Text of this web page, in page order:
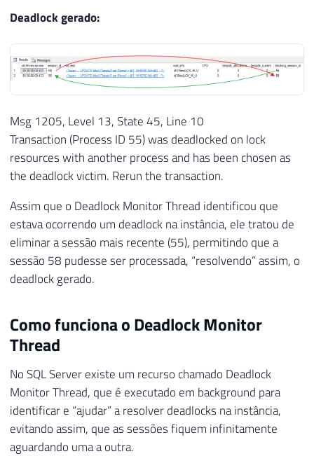
Deadlock gerado:
Msg 1205, Level 13, State 45, Line 10
Transaction (Process ID 55) was deadlocked on lock
resources with another process and has been chosen as
the deadlock victim. Rerun the transaction.
Assim que o Deadlock Monitor Thread identificou que
estava ocorrendo um deadlock na instância, ele tratou de
eliminar a sessão mais recente (55), permitindo que a
sessão 58 pudesse ser processada, “resolvendo” assim, o
deadlock gerado.
Como funciona o Deadlock Monitor
Thread
No SQL Server existe um recurso chamado Deadlock
Monitor Thread, que é executado em background para
identificar e “ajudar” a resolver deadlocks na instância,
evitando assim, que as sessões fiquem infinitamente
aguardando uma a outra.